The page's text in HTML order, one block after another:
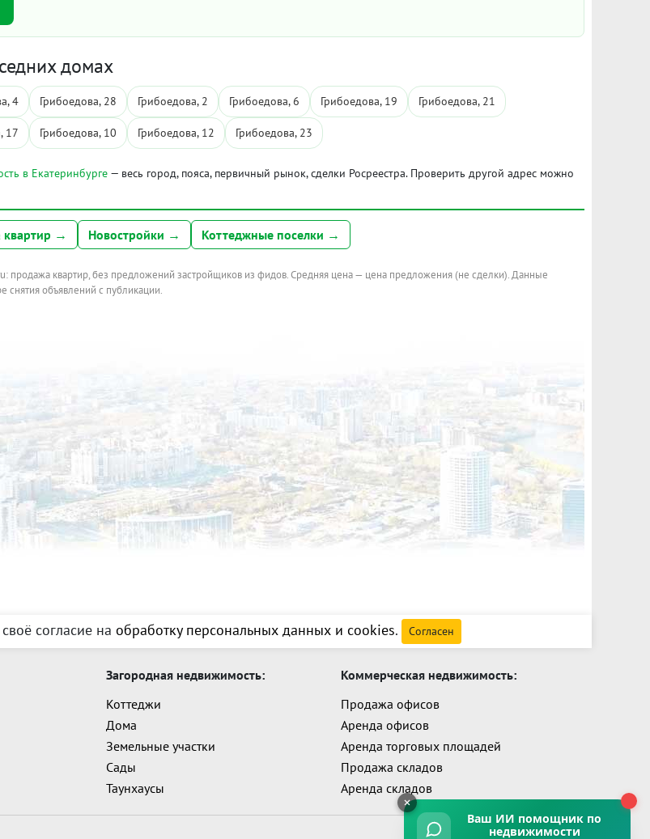
домах
4 Грибоедова, 28 Грибоедова, 2 Грибоедова, 6 Грибоедова, 19 Грибоедова, 21
17 Грибоедова, 10 Грибоедова, 12 Грибоедова, 23
в Екатеринбурге — весь город, пояса, первичный рынок, сделки Росреестра. Проверить другой адрес можно
→ Новостройки → Коттеджные поселки →
продажа квартир, без предложений застройщиков из фидов. Средняя цена — цена предложения (не сделки). Данные
снятия объявлений с публикации.
согласие на обработку персональных данных и cookies. Согласен
Загородная недвижимость:
Коттеджи
Дома
Земельные участки
Сады
Таунхаусы
Коммерческая недвижимость:
Продажа офисов
Аренда офисов
Аренда торговых площадей
Продажа складов
Аренда складов
Ваш ИИ помощник по
недвижимости